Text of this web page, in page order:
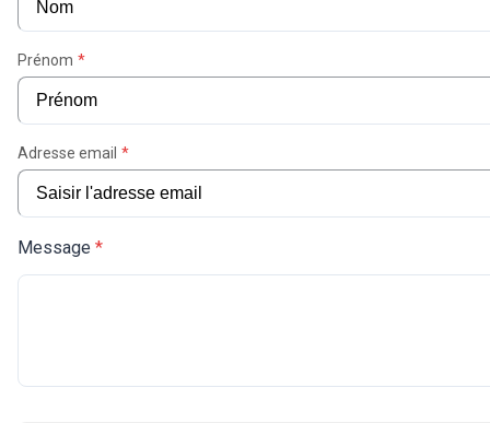
Prénom *
Adresse email *
Message *